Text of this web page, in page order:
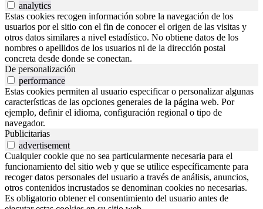
analytics
Estas cookies recogen información sobre la navegación de los
usuarios por el sitio con el fin de conocer el origen de las visitas y
otros datos similares a nivel estadístico. No obtiene datos de los
nombres o apellidos de los usuarios ni de la dirección postal
concreta desde donde se conectan.
De personalización
performance
Estas cookies permiten al usuario especificar o personalizar algunas
características de las opciones generales de la página web. Por
ejemplo, definir el idioma, configuración regional o tipo de
navegador.
Publicitarias
advertisement
Cualquier cookie que no sea particularmente necesaria para el
funcionamiento del sitio web y que se utilice específicamente para
recoger datos personales del usuario a través de análisis, anuncios,
otros contenidos incrustados se denominan cookies no necesarias.
Es obligatorio obtener el consentimiento del usuario antes de